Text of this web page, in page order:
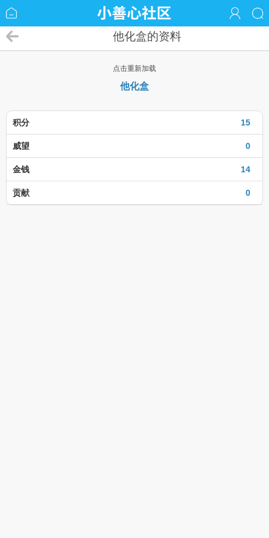
他化盒的资料
点击重新加载
他化盒
15
积分
0
威望
14
金钱
0
贡献